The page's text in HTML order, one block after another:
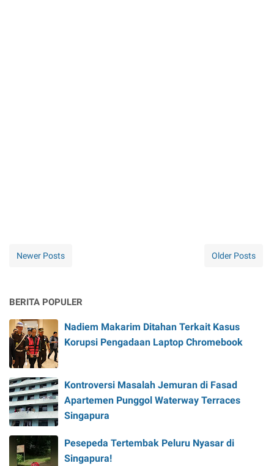
Newer Posts Older Posts
BERITA POPULER
Nadiem Makarim Ditahan Terkait Kasus
Korupsi Pengadaan Laptop Chromebook
Kontroversi Masalah Jemuran di Fasad
Apartemen Punggol Waterway Terraces
Singapura
Pesepeda Tertembak Peluru Nyasar di
Singapura!